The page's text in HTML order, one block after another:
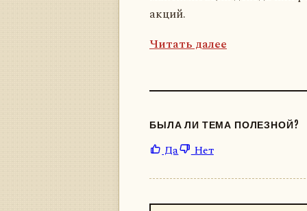
акций.
Читать далее
БЫЛА ЛИ ТЕМА ПОЛЕЗНОЙ?
Да Нет